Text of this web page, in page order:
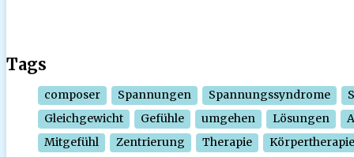
Tags
composer Spannungen Spannungssyndrome
Gleichgewicht
Gefühle umgehen Lösungen
Mitgefühl
Zentrierung Therapie
Körpertherapie